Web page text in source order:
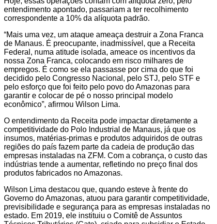
entendimento apontado, passariam a ter recolhimento
correspondente a 10% da alíquota padrão.
“Mais uma vez, um ataque ameaça destruir a Zona Franca
de Manaus. É preocupante, inadmissível, que a Receita
Federal, numa atitude isolada, ameace os incentivos da
nossa Zona Franca, colocando em risco milhares de
empregos. É como se ela passasse por cima do que foi
decidido pelo Congresso Nacional, pelo STJ, pelo STF e
pelo esforço que foi feito pelo povo do Amazonas para
garantir e colocar de pé o nosso principal modelo
econômico”, afirmou Wilson Lima.
O entendimento da Receita pode impactar diretamente a
competitividade do Polo Industrial de Manaus, já que os
insumos, matérias-primas e produtos adquiridos de outras
regiões do país fazem parte da cadeia de produção das
empresas instaladas na ZFM. Com a cobrança, o custo das
indústrias tende a aumentar, refletindo no preço final dos
produtos fabricados no Amazonas.
Wilson Lima destacou que, quando esteve à frente do
Governo do Amazonas, atuou para garantir competitividade,
previsibilidade e segurança para as empresas instaladas no
estado. Em 2019, ele instituiu o Comitê de Assuntos